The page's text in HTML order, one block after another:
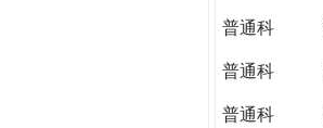
e
普通科
普通科
普通科